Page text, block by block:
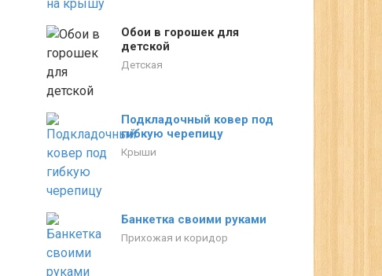
Обои в горошек для
детской
Детская
Подкладочный ковер под
гибкую черепицу
Крыши
Банкетка своими руками
Прихожая и коридор